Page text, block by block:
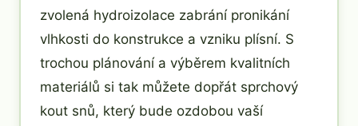
zvolená hydroizolace zabrání pronikání
vlhkosti do konstrukce a vzniku plísní. S
trochou plánování a výběrem kvalitních
materiálů si tak můžete dopřát sprchový
kout snů, který bude ozdobou vaší